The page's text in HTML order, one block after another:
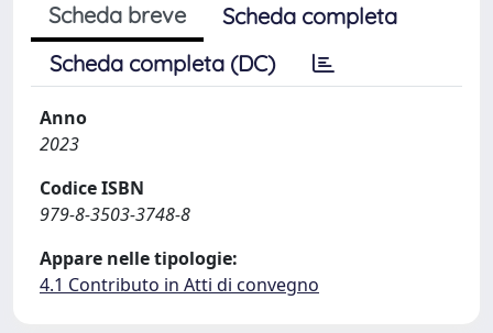
Scheda breve
Scheda completa
Scheda completa (DC)
Anno
2023
Codice ISBN
979-8-3503-3748-8
Appare nelle tipologie:
4.1 Contributo in Atti di convegno